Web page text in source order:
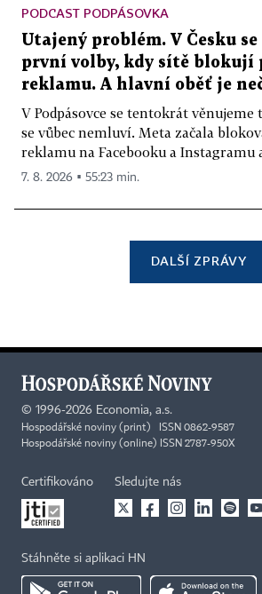
PODCAST PODPÁSOVKA
Utajený problém. V Česku
první volby, kdy sítě blokují
reklamu. A hlavní oběť je
V Podpásovce se tentokrát
se vůbec nemluví. Meta začala
reklamu na Facebooku a Instagramu
7. 8. 2026 ▪ 55:23 min.
DALŠÍ ZPRÁVY
© 1996-2026 Economia, a.s.
Hospodářské noviny (print) ISSN 0862-9587
Hospodářské noviny (online) ISSN 2787-950X
Certifikováno Sledujte nás
Stáhněte si aplikaci HN